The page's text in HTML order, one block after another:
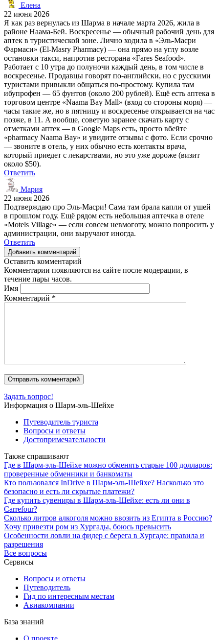
Елена
22 июня 2026
Я как раз вернулась из Шарма в начале марта 2026, жила в
районе Наама-Бей. Воскресенье — обычный рабочий день для
аптек в туристической зоне. Лично ходила в «Эль-Масри
Фармаси» (El-Masry Pharmacy) — она прямо на углу возле
остановки такси, напротив ресторана «Fares Seafood».
Работает с 10 утра до полуночи каждый день, в том числе в
воскресенье. Продавцы говорят по-английски, но с русскими
туристами привыкли общаться по-простому. Купила там
ибупрофен — 65 фунтов (около 200 рублей). Ещё есть аптека в
торговом центре «Naama Bay Mall» (вход со стороны моря) —
часы такие же, но в пятницу и воскресенье открывается на час
позже, в 11. А вообще, советую заранее скачать карту с
отметками аптек — в Google Maps есть, просто вбейте
«pharmacy Naama Bay» и увидите отзывы с фото. Если срочно
— звоните в отель, у них обычно есть контакты врача,
который приедет с лекарствами, но это уже дороже (визит
около $50).
Ответить
Мария
22 июня 2026
Подтверждаю про Эль-Масри! Сама там брала капли от ушей
в прошлом году. Ещё рядом есть небольшая аптечка в отеле
«Motels Village» — если совсем невмоготу, можно попросить у
администрации, они выручают иногда.
Ответить
Добавить комментарий
Оставить комментарий
Комментарии появляются на сайте после модерации, в
течение пары часов.
Имя
Комментарий *
Задать вопрос!
Информация о Шарм-эль-Шейхе
Путеводитель туриста
Вопросы и ответы
Достопримечательности
Также спрашивают
Где в Шарм-эль-Шейхе можно обменять старые 100 долларов:
проверенные обменники и банкоматы
Кто пользовался InDrive в Шарм-эль-Шейхе? Насколько это
безопасно и есть ли скрытые платежи?
Где купить сувениры в Шарм-эль-Шейхе: есть ли они в
Carrefour?
Сколько литров алкоголя можно ввозить из Египта в Россию?
Хочу привезти ром из Хургады, боюсь превысить
Особенности ловли на фидер с берега в Хургаде: правила и
разрешения
Все вопросы
Сервисы
Вопросы и ответы
Путеводитель
Гид по интересным местам
Авиакомпании
База знаний
О проекте